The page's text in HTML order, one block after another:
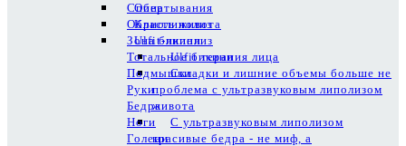
Спина
Область живота
Зона бикини
Тотальное бикини
Подмышки
Руки
Бедра
Ноги
Голени
Обертывания
Криолиполиз
Ulfit-липолиз
Ulfit терапия лица
Складки и лишние объемы больше не
проблема с ультразвуковым липолизом
живота
С ультразвуковым липолизом
красивые бедра - не миф, а